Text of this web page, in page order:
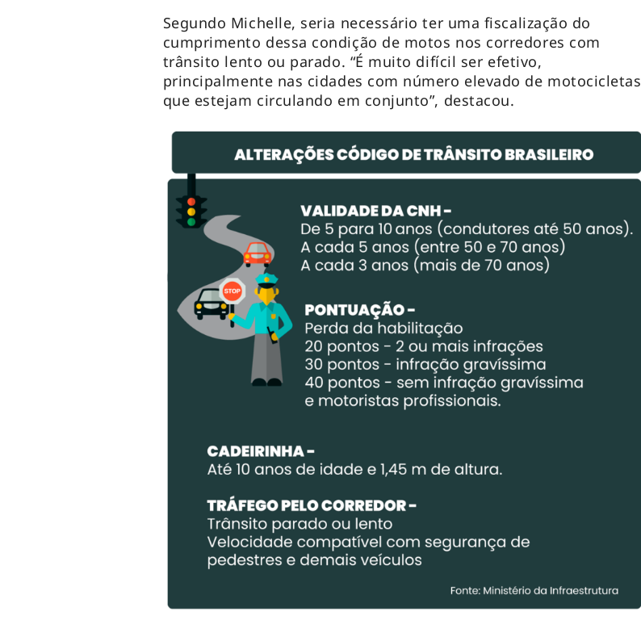
Segundo Michelle, seria necessário ter uma fiscalização do
cumprimento dessa condição de motos nos corredores com
trânsito lento ou parado. “É muito difícil ser efetivo,
principalmente nas cidades com número elevado de motocicletas
que estejam circulando em conjunto”, destacou.